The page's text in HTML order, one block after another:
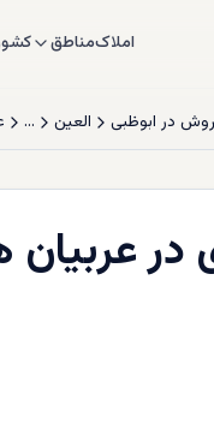
املاکمناطق
در ابوظبی العین …
عربیان